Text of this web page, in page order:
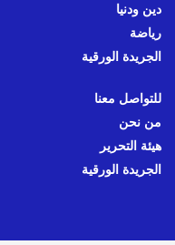
دين ودنيا
رياضة
الجريدة الورقية
للتواصل معنا
من نحن
هيئة التحرير
الجريدة الورقية